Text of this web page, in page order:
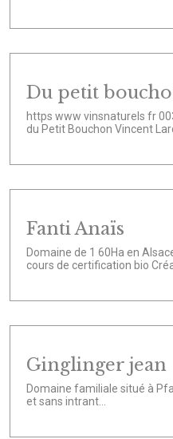
Du petit
https www vinsnaturels fr
du Petit Bouchon Vincent
Fanti Anaïs
Domaine de 1 60Ha en
cours de certification bio
Ginglinger jean
Domaine familiale situé à
et sans intrant...